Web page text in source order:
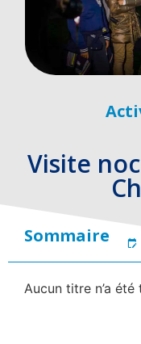
Visite
Sommaire
Aucun titre n’a